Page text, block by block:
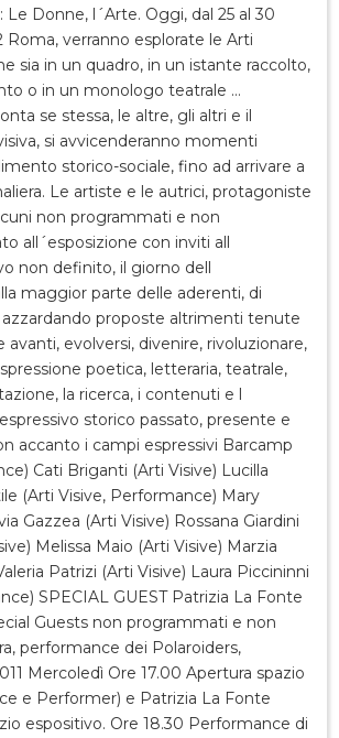
Donne, l´Arte. Oggi, dal 25 al 30
Roma, verranno esplorate le Arti
sia in un quadro, in un istante raccolto,
o in un monologo teatrale …
se stessa, le altre, gli altri e il
si avvicenderanno momenti
storico-sociale, fino ad arrivare a
Le artiste e le autrici, protagoniste
non programmati e non
all´esposizione con inviti all
non definito, il giorno dell
maggior parte delle aderenti, di
proposte altrimenti tenute
evolversi, divenire, rivoluzionare,
poetica, letteraria, teatrale,
la ricerca, i contenuti e l
storico passato, presente e
accanto i campi espressivi Barcamp
Cati Briganti (Arti Visive) Lucilla
(Arti Visive, Performance) Mary
Gazzea (Arti Visive) Rossana Giardini
Melissa Maio (Arti Visive) Marzia
Patrizi (Arti Visive) Laura Piccininni
SPECIAL GUEST Patrizia La Fonte
Guests non programmati e non
performance dei Polaroiders,
Mercoledì Ore 17.00 Apertura spazio
e Performer) e Patrizia La Fonte
espositivo. Ore 18.30 Performance di